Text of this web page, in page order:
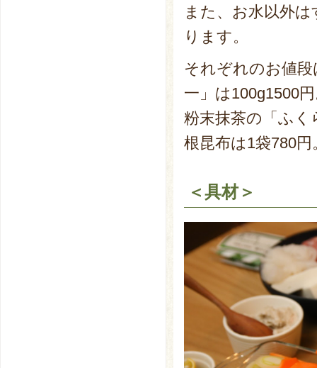
また、お水以外
ります。
それぞれのお値
一」は100g1500
粉末抹茶の「ふく
根昆布は1袋780
＜具材＞